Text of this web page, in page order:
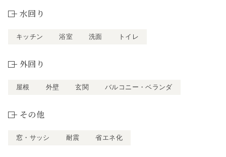
水回り
キッチン 浴室 洗面 トイレ
外回り
屋根 外壁 玄関 バルコニー・ベランダ
その他
窓・サッシ 耐震 省エネ化